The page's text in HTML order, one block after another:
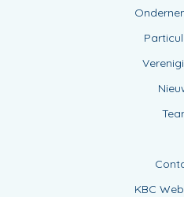
KBC